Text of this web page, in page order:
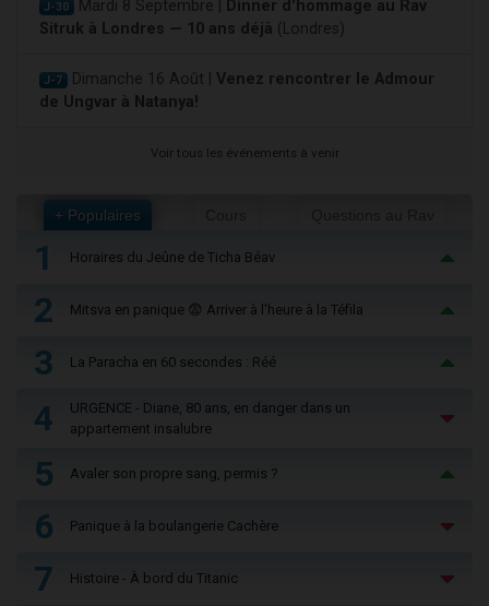
J-30 Mardi 8 Septembre |
Dinner d'hommage au Rav
Sitruk à Londres — 10 ans déjà (Londres)
J-7 Dimanche 16 Août | Venez rencontrer le Admour
de Ungvar à Natanya!
Voir tous les événements à venir
+ Populaires
1 Horaires du Jeûne de Ticha Béav
2 Mitsva en panique 😨 Arriver à l'heure à la Téfila
3 La Paracha en 60 secondes : Réé
4
URGENCE - Diane, 80 ans, en danger dans un
appartement insalubre
5 Avaler son propre sang, permis ?
6 Panique à la boulangerie Cachère
7 Histoire - À bord du Titanic